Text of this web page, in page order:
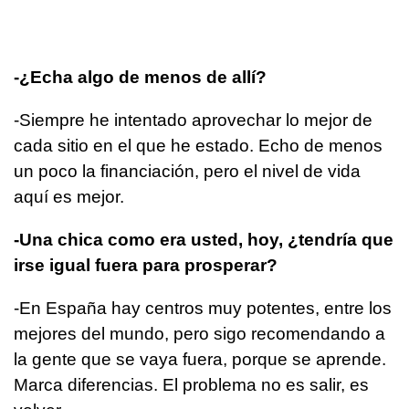
-¿Echa algo de menos de allí?
-Siempre he intentado aprovechar lo mejor de
cada sitio en el que he estado. Echo de menos
un poco la financiación, pero el nivel de vida
aquí es mejor.
-Una chica como era usted, hoy, ¿tendría que
irse igual fuera para prosperar?
-En España hay centros muy potentes, entre los
mejores del mundo, pero sigo recomendando a
la gente que se vaya fuera, porque se aprende.
Marca diferencias. El problema no es salir, es